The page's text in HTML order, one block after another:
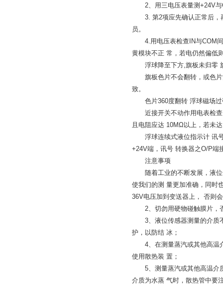
2、用三电压表量测+24V与
3. 第2项应先确认正常后，再
员。
4.用电压表检查IN与COM间
黄模块不正 常，若电仍然偏低
浮球降至下方,旗板未归零 旗
旗板色片不会翻转，或色片
致。
色片360度翻转 浮球磁场过
近接开关不动作用电表检查
且电阻应达 10MΩ以上，若未
浮球连续式液位指示计 讯号
+24V端，讯号 转换器之O/P端
注意事项
随着工业的不断发展，液位
使我们的测 量更加准确，同时
36V电压加到变送器上， 否则
2、切勿用硬物碰触膜片，
3、液位传感器测量的介质不
护，以防结 冰；
4、在测量蒸汽或其他高温介
使用散热装 置；
5、测量蒸汽或其他高温介质
介质为水蒸 气时，散热管中要